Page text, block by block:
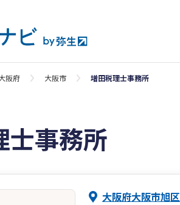
阪府 大阪市 増田税理士事務所
士事務所
大阪府大阪市旭